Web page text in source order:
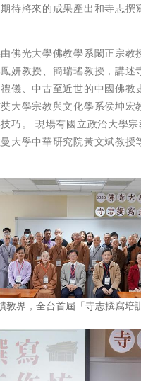
待將來的成果產出和寺志撰
佛光大學佛教學系闞正宗教
妍教授、簡瑞瑤教授，講述
儀、中古至近世的中國佛教
大學宗教與文化學系侯坤宏
巧。 現場有國立政治大學
大學中華研究院黃文斌教授
教界，全台首屆「寺志撰寫培